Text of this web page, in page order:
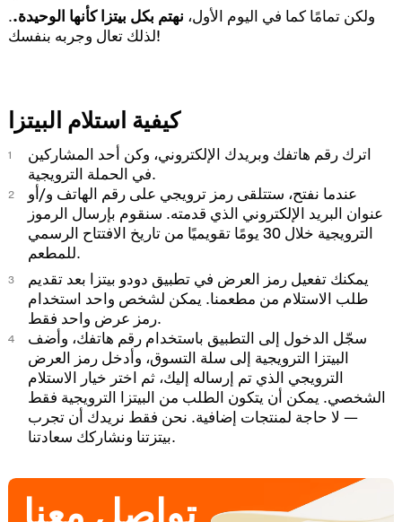
ولكن تمامًا كما في اليوم الأول، نهتم بكل بيتزا كأنها الوحيدة..
لذلك تعال وجربه بنفسك!
كيفية استلام البيتزا
اترك رقم هاتفك وبريدك الإلكتروني، وكن أحد المشاركين
في الحملة الترويجية.
عندما نفتح، ستتلقى رمز ترويجي على رقم الهاتف و/أو
عنوان البريد الإلكتروني الذي قدمته. سنقوم بإرسال الرموز
الترويجية خلال 30 يومًا تقويميًا من تاريخ الافتتاح الرسمي
للمطعم.
يمكنك تفعيل رمز العرض في تطبيق دودو بيتزا بعد تقديم
طلب الاستلام من مطعمنا. يمكن لشخص واحد استخدام
رمز عرض واحد فقط.
سجّل الدخول إلى التطبيق باستخدام رقم هاتفك، وأضف
البيتزا الترويجية إلى سلة التسوق، وأدخل رمز العرض
الترويجي الذي تم إرساله إليك، ثم اختر خيار الاستلام
الشخصي. يمكن أن يتكون الطلب من البيتزا الترويجية فقط
— لا حاجة لمنتجات إضافية. نحن فقط نريدك أن تجرب
بيتزتنا ونشاركك سعادتنا.